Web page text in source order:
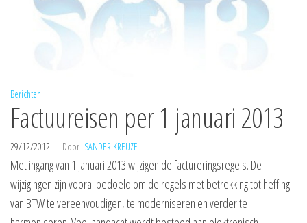
Berichten
Factuureisen per 1 januari 2013
29/12/2012 Door SANDER KREUZE
Met ingang van 1 januari 2013 wijzigen de factureringsregels. De
wijzigingen zijn vooral bedoeld om de regels met betrekking tot heffing
van BTW te vereenvoudigen, te moderniseren en verder te